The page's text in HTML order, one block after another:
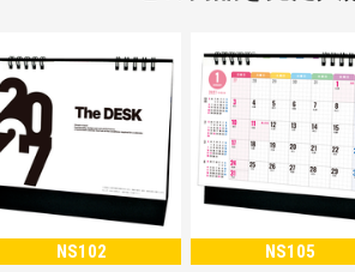
NS102 NS105